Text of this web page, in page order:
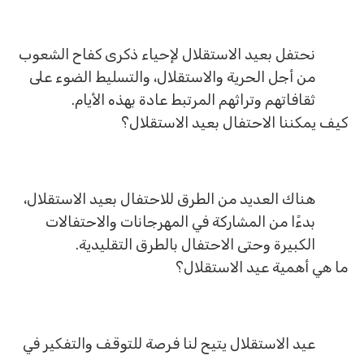
نحتفل بعيد الاستقلال لإحياء ذكرى كفاح الشعوب
من أجل الحرية والاستقلال، والتسليط الضوء على
ثقافاتهم وتراثهم المرتبط عادة بهذه الأيام.
كيف يمكننا الاحتفال بعيد الاستقلال؟
هناك العديد من الطرق للاحتفال بعيد الاستقلال،
بدءًا من المشاركة في المهرجانات والاحتفالات
الكبيرة وحتى الاحتفال بالطرق التقليدية.
ما هي أهمية عيد الاستقلال؟
عيد الاستقلال يتيح لنا فرصة للتوقف والتفكير في